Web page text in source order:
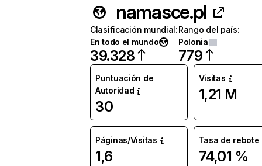
namasce.pl
Clasificación mundial:
En todo el mundo
39.328
Rango del país:
Polonia
779
Puntuación de
Autoridad
30
Visitas
1,21 M
Páginas/Visitas
1,6
Tasa de rebote
74,01 %